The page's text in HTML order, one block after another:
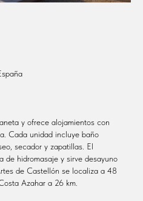
y ofrece alojamientos con
Cada unidad incluye baño
secador y zapatillas. El
de hidromasaje y sirve desayuno
de Castellón se localiza a 48
Azahar a 26 km.